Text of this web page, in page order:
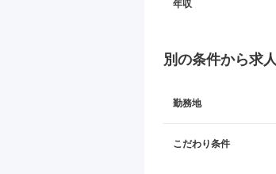
年収
別の条件から求
勤務地
こだわり条件